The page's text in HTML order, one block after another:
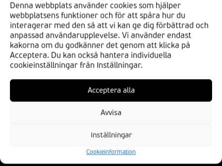
Denna webbplats använder cookies som hjälper
webbplatsens funktioner och för att spåra hur du
interagerar med den så att vi kan ge dig förbättrad och
anpassad användarupplevelse. Vi använder endast
kakorna om du godkänner det genom att klicka på
Acceptera. Du kan också hantera individuella
cookieinställningar från Inställningar.
Acceptera alla
Avvisa
Inställningar
Cookieinformation
HITTA DIN BDS
Verkstäder
Butiker
BLI EN AV OSS